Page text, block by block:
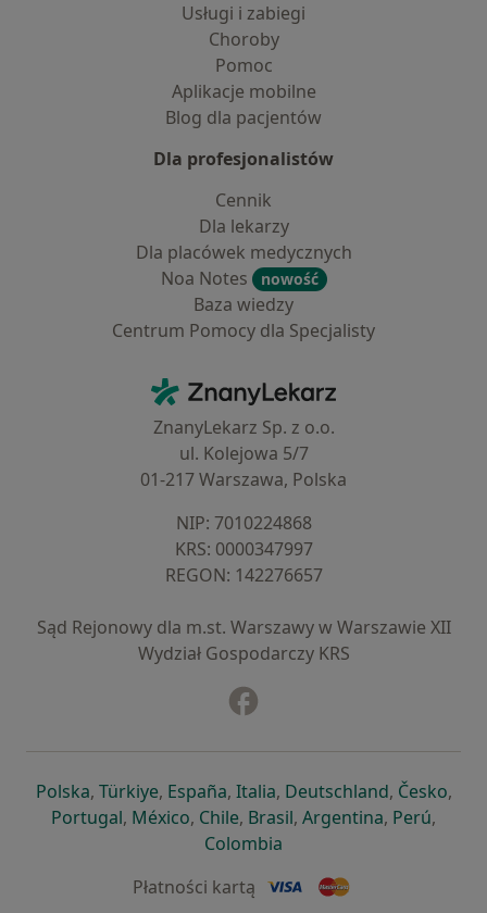
Usługi i zabiegi
Choroby
Pomoc
Aplikacje mobilne
Blog dla pacjentów
Dla profesjonalistów
Cennik
Dla lekarzy
Dla placówek medycznych
Noa Notes
nowość
Baza wiedzy
Centrum Pomocy dla Specjalisty
ZnanyLekarz - Strona główna
ZnanyLekarz Sp. z o.o.
ul. Kolejowa 5/7
01-217 Warszawa, Polska
NIP: ⁠7010224868
KRS: ⁠0000347997
REGON: ⁠142276657
Sąd Rejonowy dla m.st. Warszawy w Warszawie XII
Wydział Gospodarczy KRS
Polskaotwiera się w nowej karcie
, Türkiyeotwiera się w nowej karcie
, Españaotwiera się w nowej karcie
, Italiaotwiera się w nowej
, Deutschlandotwiera się
, Česko,
Portugalotwiera się w nowej karcie
, Méxicootwiera się w nowej karcie
, Chileotwiera się w nowej karcie
, Brasilotwiera się w nowej
, Argentinaotwiera się
, Perú,
Colombia
Płatności kartą